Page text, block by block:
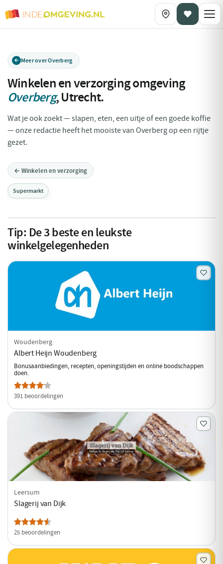
Meer over Overberg
Winkelen en verzorging omgeving
Overberg,Utrecht.
Wat je ook zoekt — slapen, eten, een uitje of een goede koffie
— onze redactie heeft het mooiste van Overberg op een rijtje
gezet.
← Winkelen en verzorging
Supermarkt
Tip: De3beste en leukste
winkelgelegenheden
Woudenberg
Albert Heijn Woudenberg
Bonusaanbiedingen, recepten, openingstijden en online boodschappen
doen.
391 beoordelingen
Leersum
Slagerij van Dijk
25 beoordelingen